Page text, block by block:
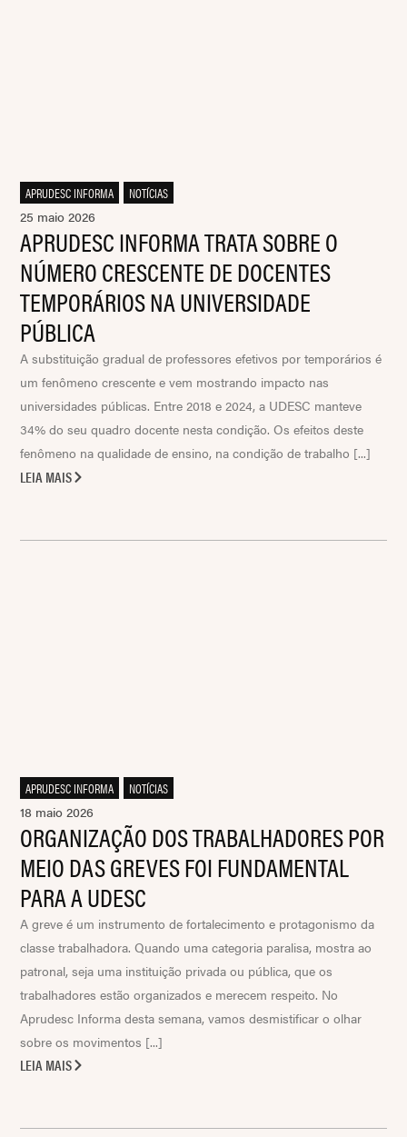
APRUDESC INFORMA
NOTÍCIAS
25 maio 2026
APRUDESC INFORMA TRATA SOBRE O
NÚMERO CRESCENTE DE DOCENTES
TEMPORÁRIOS NA UNIVERSIDADE
PÚBLICA
A substituição gradual de professores efetivos por temporários é
um fenômeno crescente e vem mostrando impacto nas
universidades públicas. Entre 2018 e 2024, a UDESC manteve
34% do seu quadro docente nesta condição. Os efeitos deste
fenômeno na qualidade de ensino, na condição de trabalho [...]
LEIA MAIS
APRUDESC INFORMA
NOTÍCIAS
18 maio 2026
ORGANIZAÇÃO DOS TRABALHADORES POR
MEIO DAS GREVES FOI FUNDAMENTAL
PARA A UDESC
A greve é um instrumento de fortalecimento e protagonismo da
classe trabalhadora. Quando uma categoria paralisa, mostra ao
patronal, seja uma instituição privada ou pública, que os
trabalhadores estão organizados e merecem respeito. No
Aprudesc Informa desta semana, vamos desmistificar o olhar
sobre os movimentos [...]
LEIA MAIS